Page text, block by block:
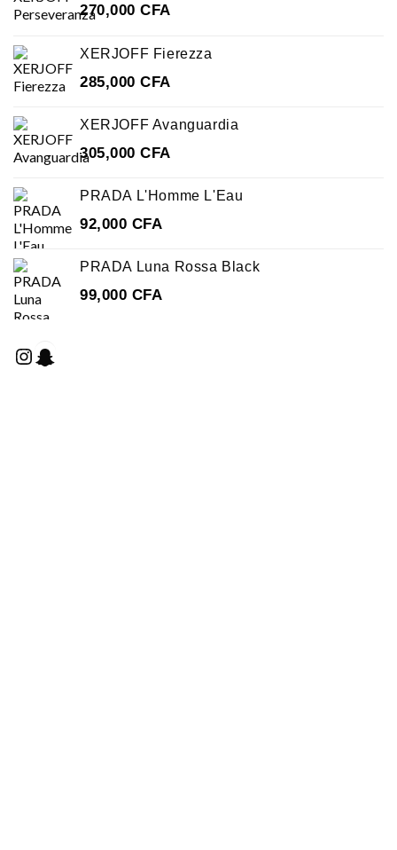
270,000 CFA
XERJOFF Fierezza
285,000 CFA
XERJOFF Avanguardia
305,000 CFA
PRADA L'Homme L'Eau
92,000 CFA
PRADA Luna Rossa Black
99,000 CFA
Instagram